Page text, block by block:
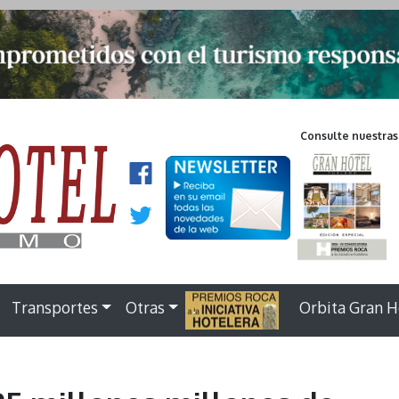
Consulte
Transportes Otras . Orbita Gran